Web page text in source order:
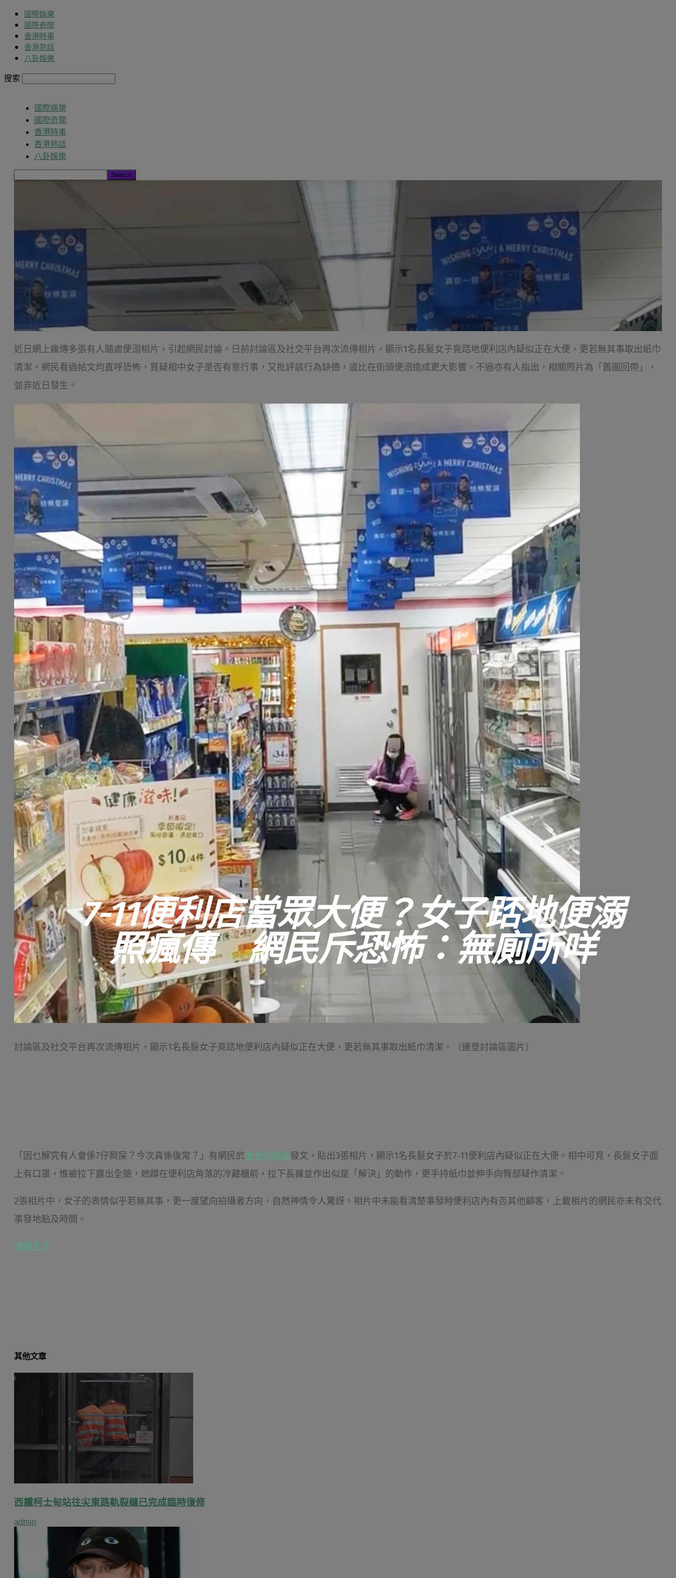
國際娛樂
國際奇聞
香港時事
香港熱話
八卦娛樂
搜索
國際娛樂
國際奇聞
香港時事
香港熱話
八卦娛樂
Search
7-11便利店當眾大便？女子踎地便溺
照瘋傳 網民斥恐怖：無廁所咩
近日網上瘋傳多張有人隨處便溺相片，引起網民討論。日前討論區及社交平台再次流傳相片，顯示1名長髮女子竟踎地便利店內疑似正在大便，更若無其事取出紙巾
清潔。網民看過帖文均直呼恐怖，質疑相中女子是否有意行事，又批評該行為缺德，或比在街頭便溺造成更大影響。不過亦有人指出，相關照片為「舊圖回帶」，
並非近日發生。
討論區及社交平台再次流傳相片，顯示1名長髮女子竟踎地便利店內疑似正在大便，更若無其事取出紙巾清潔。（連登討論區圖片）
「因乜解究有人會係7仔屙屎？今次真係復常？」有網民於連登討論區發文，貼出3張相片，顯示1名長髮女子於7-11便利店內疑似正在大便。相中可見，長髮女子面
上有口罩，惟被拉下露出全臉，她蹲在便利店角落的冷藏櫃前，拉下長褲並作出似是「解決」的動作，更手持紙巾並伸手向臀部疑作清潔。
2張相片中，女子的表情似乎若無其事，更一度望向拍攝者方向，自然神情令人驚訝。相片中未能看清楚事發時便利店內有否其他顧客，上載相片的網民亦未有交代
事發地點及時間。
閱讀全文
其他文章
西鐵柯士甸站往尖東路軌裂縫已完成臨時復修
admin